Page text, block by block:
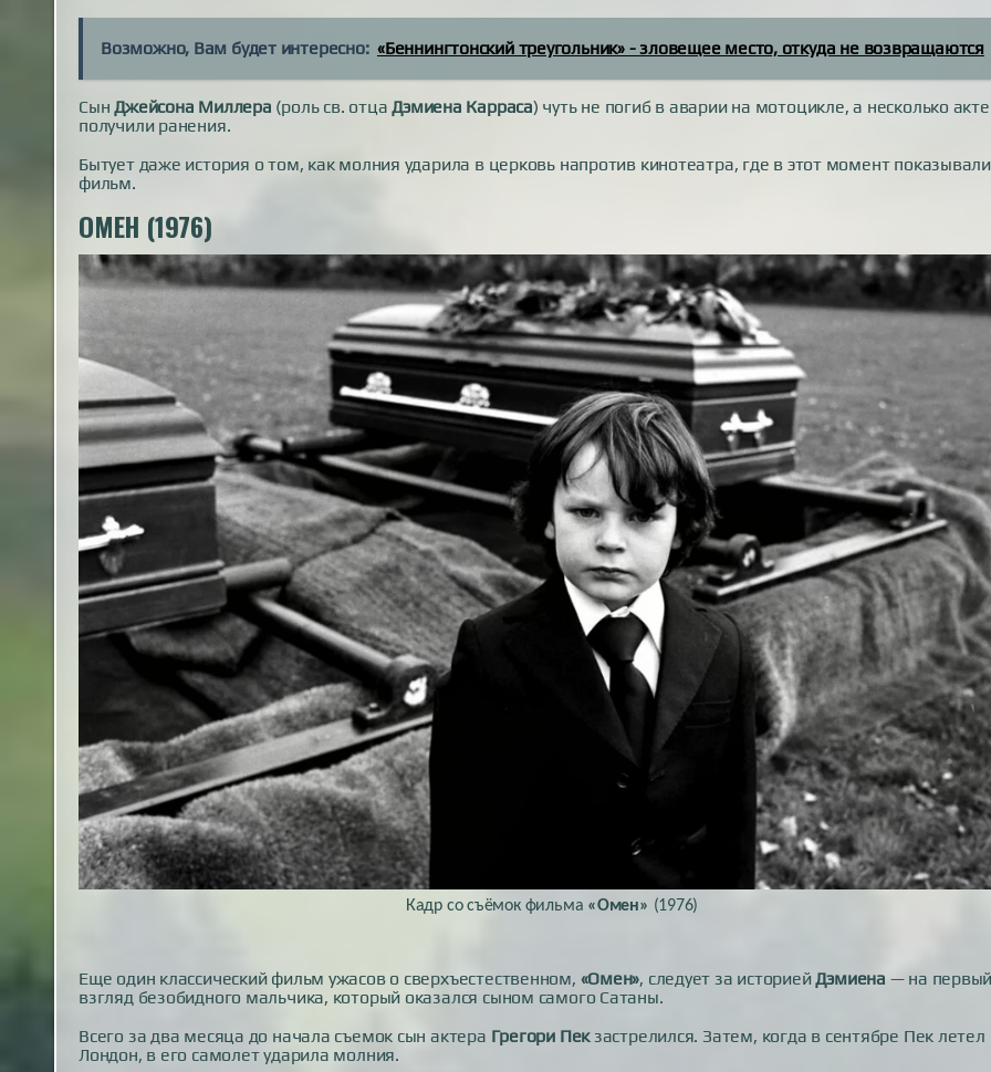
Возможно, Вам будет интересно: «Беннингтонский треугольник» - зловещее место, откуда не возвращаются
СынДжейсона Миллера (роль св. отцаДэмиена Карраса) чуть не погиб в аварии на мотоцикле, а несколько
получили ранения.
Бытует даже история о том, как молния ударила в церковь напротив кинотеатра, где в этот момент показывали
фильм.
ОМЕН (1976)
Кадр со съёмок фильма «Омен» (1976)
Еще один классический фильм ужасов о сверхъестественном, «Омен», следует за историейДэмиена — на
взгляд безобидного мальчика, который оказался сыном самого Сатаны.
Всего за два месяца до начала съемок сын актера Грегори Пекзастрелился. Затем, когда в сентябре Пек летел
Лондон, в его самолет ударила молния.